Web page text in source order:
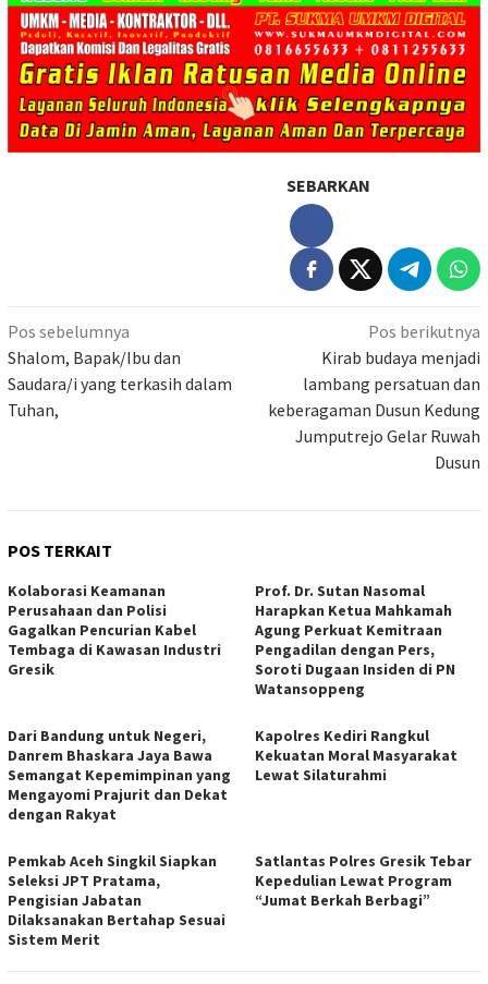
SEBARKAN
Navigasi
pos
Pos sebelumnya
Shalom, Bapak/Ibu dan
Saudara/i yang terkasih dalam
Tuhan,
Pos berikutnya
Kirab budaya menjadi
lambang persatuan dan
keberagaman Dusun Kedung
Jumputrejo Gelar Ruwah
Dusun
POS TERKAIT
Kolaborasi Keamanan
Perusahaan dan Polisi
Gagalkan Pencurian Kabel
Tembaga di Kawasan Industri
Gresik
Prof. Dr. Sutan Nasomal
Harapkan Ketua Mahkamah
Agung Perkuat Kemitraan
Pengadilan dengan Pers,
Soroti Dugaan Insiden di PN
Watansoppeng
Dari Bandung untuk Negeri,
Danrem Bhaskara Jaya Bawa
Semangat Kepemimpinan yang
Mengayomi Prajurit dan Dekat
dengan Rakyat
Kapolres Kediri Rangkul
Kekuatan Moral Masyarakat
Lewat Silaturahmi
Pemkab Aceh Singkil Siapkan
Seleksi JPT Pratama,
Pengisian Jabatan
Dilaksanakan Bertahap Sesuai
Sistem Merit
Satlantas Polres Gresik Tebar
Kepedulian Lewat Program
“Jumat Berkah Berbagi”